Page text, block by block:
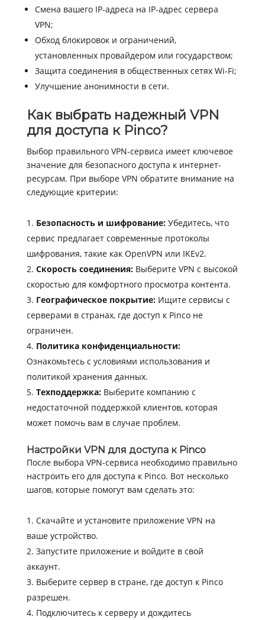
Смена вашего IP-адреса на IP-адрес сервера
VPN;
Обход блокировок и ограничений,
установленных провайдером или государством;
Защита соединения в общественных сетях Wi-Fi;
Улучшение анонимности в сети.
Как выбрать надежный VPN
для доступа к Pinco?
Выбор правильного VPN-сервиса имеет ключевое
значение для безопасного доступа к интернет-
ресурсам. При выборе VPN обратите внимание на
следующие критерии:
Безопасность и шифрование:Убедитесь, что
сервис предлагает современные протоколы
шифрования, такие как OpenVPN или IKEv2.
Скорость соединения:Выберите VPN с высокой
скоростью для комфортного просмотра контента.
Географическое покрытие:Ищите сервисы с
серверами в странах, где доступ к Pinco не
ограничен.
Политика конфиденциальности:
Ознакомьтесь с условиями использования и
политикой хранения данных.
Техподдержка:Выберите компанию с
недостаточной поддержкой клиентов, которая
может помочь вам в случае проблем.
Настройки VPN для доступа к Pinco
После выбора VPN-сервиса необходимо правильно
настроить его для доступа к Pinco. Вот несколько
шагов, которые помогут вам сделать это:
Скачайте и установите приложение VPN на
ваше устройство.
Запустите приложение и войдите в свой
аккаунт.
Выберите сервер в стране, где доступ к Pinco
разрешен.
Подключитесь к серверу и дождитесь